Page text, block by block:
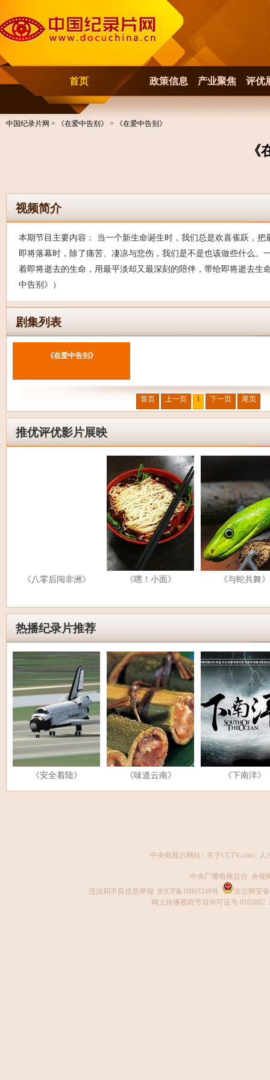
首页 政策信息 产业聚焦 评优
中国纪录片网 > 《在爱中告别》 > 《在爱中告别》
《
视频简介
本期节目主要内容： 当一个新生命诞生时，我们总是欢喜雀跃，把
即将落幕时，除了痛苦、凄凉与悲伤，我们是不是也该做些什么。
着即将逝去的生命，用最平淡却又最深刻的陪伴，带给即将逝去
中告别》）
剧集列表
《在爱中告别》
首页 上一页 1 下一页 尾页
推优评优影片展映
《八零后闯非洲》 《嘿！小面》 《与蛇共舞》
热播纪录片推荐
《安全着陆》 《味道云南》 《下南洋》
中央电视台网站 关于CCTV.com 人
中央广播电视总台 央视
违法和不良信息举报 京ICP备10003349号
京公网安
网上传播视听节目许可证号 0102002